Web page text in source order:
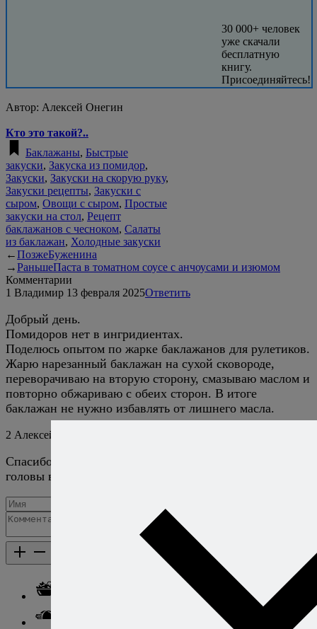
30 000+ человек
уже скачали
бесплатную
книгу.
Присоединяйтесь!
Автор: Алексей Онегин
Кто это такой?..
Баклажаны, Быстрые
закуски, Закуска из помидор,
Закуски, Закуски на скорую руку,
Закуски рецепты, Закуски с
сыром, Овощи с сыром, Простые
закуски на стол, Рецепт
баклажанов с чесноком, Салаты
из баклажан, Холодные закуски
←ПозжеБуженина
→РаньшеПаста в томатном соусе с анчоусами и изюмом
Комментарии
1 Владимир 13 февраля 2025Ответить
Добрый день.
Помидоров нет в ингридиентах.
Поделюсь опытом по жарке баклажанов для рулетиков.
Жарю нарезанный баклажан на сухой сковороде,
переворачиваю на вторую сторону, смазываю маслом и
повторно обжариваю с обеих сторон. В итоге
баклажан не нужно избавлять от лишнего масла.
2 Алексей Онегин
Спасибо, что написали, добавил, а то совсем из
головы вылетело.
Добавить комментарий
Каталог рецептов